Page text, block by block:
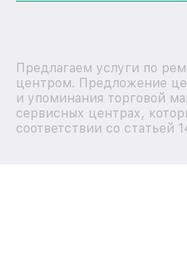
Предлагаем услуги по
центром. Предложение
и упоминания торговой
сервисных центрах,
соответствии со статьей